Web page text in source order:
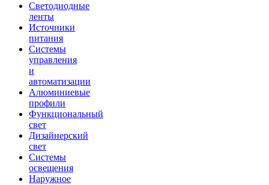
Светодиодные
ленты
Источники
питания
Системы
управления
и
автоматизации
Алюминиевые
профили
Функциональный
свет
Дизайнерский
свет
Системы
освещения
Наружное